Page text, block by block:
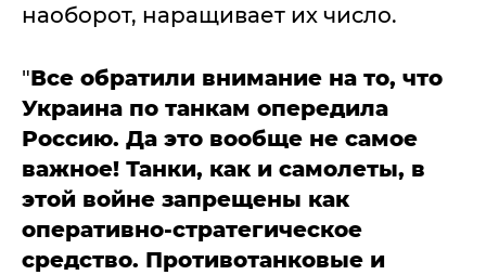
наоборот, наращивает их число.
"Все обратили внимание на то, что
Украина по танкам опередила
Россию. Да это вообще не самое
важное! Танки, как и самолеты, в
этой войне запрещены как
оперативно-стратегическое
средство. Противотанковые и